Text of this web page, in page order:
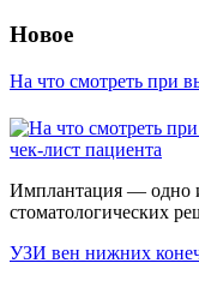
Новое
На что смотреть при
Имплантация — одно
стоматологических
УЗИ вен нижних